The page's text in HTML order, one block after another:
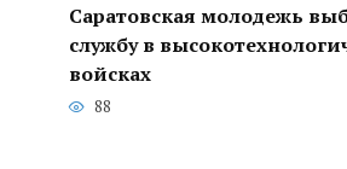
Саратовская молодежь
службу в
войсках
88